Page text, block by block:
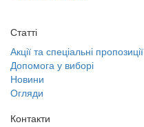
Статті
Акції та спеціальні пропозиції
Допомога у виборі
Новини
Огляди
Контакти